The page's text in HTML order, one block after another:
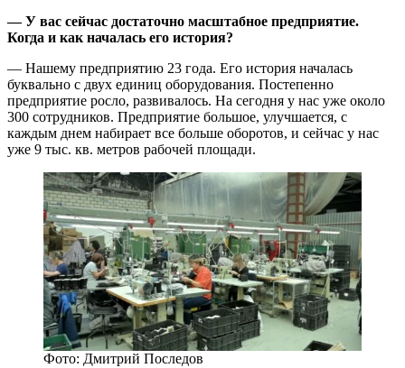
— У вас сейчас достаточно масштабное предприятие.
Когда и как началась его история?
— Нашему предприятию 23 года. Его история началась
буквально с двух единиц оборудования. Постепенно
предприятие росло, развивалось. На сегодня у нас уже около
300 сотрудников. Предприятие большое, улучшается, с
каждым днем набирает все больше оборотов, и сейчас у нас
уже 9 тыс. кв. метров рабочей площади.
Фото: Дмитрий Последов